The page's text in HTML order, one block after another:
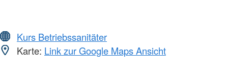
Kurs Betriebssanitäter
Karte: Link zur Google Maps Ansicht